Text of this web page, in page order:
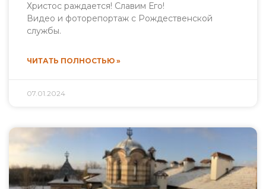
Христос раждается! Славим Его!
Видео и фоторепортаж с Рождественской
службы.
ЧИТАТЬ ПОЛНОСТЬЮ »
07.01.2024